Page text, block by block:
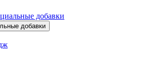
добавки
добавки